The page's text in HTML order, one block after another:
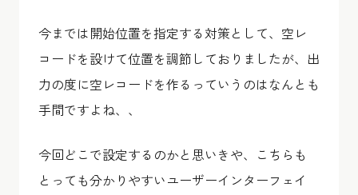
今までは開始位置を指定する対策として、空レ
コードを設けて位置を調節しておりましたが、出
力の度に空レコードを作るっていうのはなんとも
手間ですよね、、
今回どこで設定するのかと思いきや、こちらも
とっても分かりやすいユーザーインターフェイ